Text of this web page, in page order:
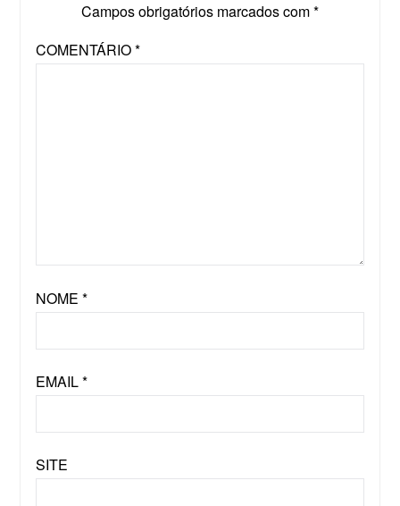
Campos obrigatórios marcados com*
COMENTÁRIO*
NOME *
EMAIL*
SITE